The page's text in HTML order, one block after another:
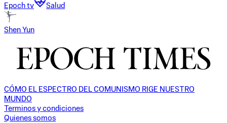
Epoch tv Salud
Shen Yun
CÓMO EL ESPECTRO DEL COMUNISMO RIGE NUESTRO
MUNDO
Terminos y condiciones
Quienes somos